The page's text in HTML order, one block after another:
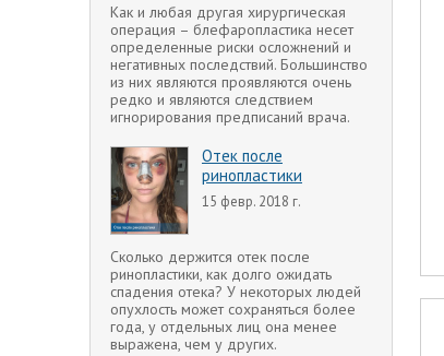
Как и любая другая хирургическая
операция – блефаропластика несет
определенные риски осложнений и
негативных последствий. Большинство
из них являются проявляются очень
редко и являются следствием
игнорирования предписаний врача.
Отек после
ринопластики
15 февр. 2018 г.
Сколько держится отек после
ринопластики, как долго ожидать
спадения отека? У некоторых людей
опухлость может сохраняться более
года, у отдельных лиц она менее
выражена, чем у других.